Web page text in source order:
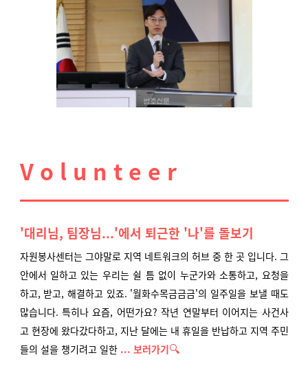
V o l u n t e e r
'대리님, 팀장님...'에서 퇴근한 '나'를 돌보기
자원봉사센터는 그야말로 지역 네트워크의 허브 중 한 곳 입니다. 그
안에서 일하고 있는 우리는 쉴 틈 없이 누군가와 소통하고, 요청을
하고, 받고, 해결하고 있죠. '월화수목금금금'의 일주일을 보낼 때도
많습니다. 특히나 요즘, 어떤가요? 작년 연말부터 이어지는 사건사
고 현장에 왔다갔다하고, 지난 달에는 내 휴일을 반납하고 지역 주민
들의 설을 챙기려고 일한 ... 보러가기🔍